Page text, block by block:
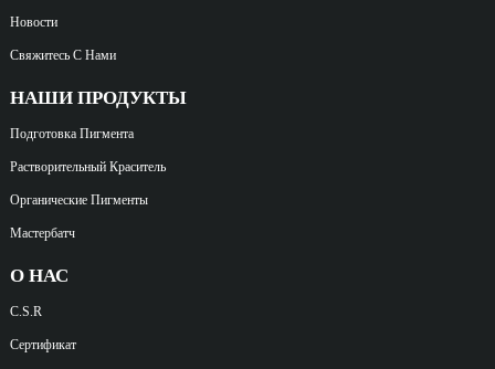
Новости
Свяжитесь С Нами
НАШИ ПРОДУКТЫ
Подготовка Пигмента
Растворительный Краситель
Органические Пигменты
Мастербатч
О НАС
C.S.R
Сертификат